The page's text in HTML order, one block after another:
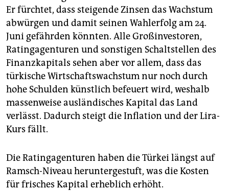
Er fürchtet, dass steigende Zinsen das Wachstum
abwürgen und damit seinen Wahlerfolg am 24.
Juni gefährden könnten. Alle Großinvestoren,
Ratingagenturen und sonstigen Schaltstellen des
Finanzkapitals sehen aber vor allem, dass das
türkische Wirtschaftswachstum nur noch durch
hohe Schulden künstlich befeuert wird, weshalb
massenweise ausländisches Kapital das Land
verlässt. Dadurch steigt die Inflation und der Lira-
Kurs fällt.
Die Ratingagenturen haben die Türkei längst auf
Ramsch-Niveau heruntergestuft, was die Kosten
für frisches Kapital erheblich erhöht.